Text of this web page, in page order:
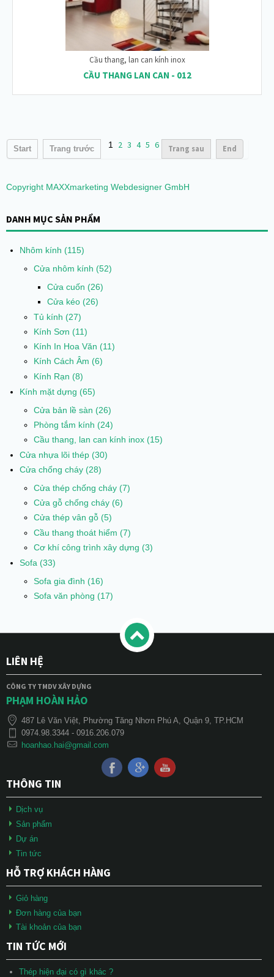
Cầu thang, lan can kính inox
CẦU THANG LAN CAN - 012
Start Trang trước 1 2 3 4 5 6 Trang sau End
Copyright MAXXmarketing Webdesigner GmbH
DANH MỤC SẢN PHẨM
Nhôm kính(115)
Cửa nhôm kính (52)
Cửa cuốn(26)
Cửa kéo(26)
Tủ kính (27)
Kính Sơn (11)
Kính In Hoa Văn (11)
Kính Cách Âm (6)
Kính Rạn (8)
Kính mặt dựng(65)
Cửa bản lề sàn (26)
Phòng tắm kính (24)
Cầu thang, lan can kính inox (15)
Cửa nhựa lõi thép(30)
Cửa chống cháy(28)
Cửa thép chống cháy (7)
Cửa gỗ chống cháy (6)
Cửa thép vân gỗ (5)
Cầu thang thoát hiểm (7)
Cơ khí công trình xây dựng (3)
Sofa(33)
Sofa gia đình (16)
Sofa văn phòng (17)
LIÊN HỆ
CÔNG TY TMDV XÂY DỰNG
PHẠM HOÀN HẢO
487 Lê Văn Việt, Phường Tăng Nhơn Phú A, Quận 9, TP.HCM
0974.98.3344 - 0916.206.079
hoanhao.hai@gmail.com
THÔNG TIN
Dịch vụ
Sản phẩm
Dự án
Tin tức
HỖ TRỢ KHÁCH HÀNG
Giỏ hàng
Đơn hàng của bạn
Tài khoản của bạn
TIN TỨC MỚI
Thép hiện đại có gì khác ?